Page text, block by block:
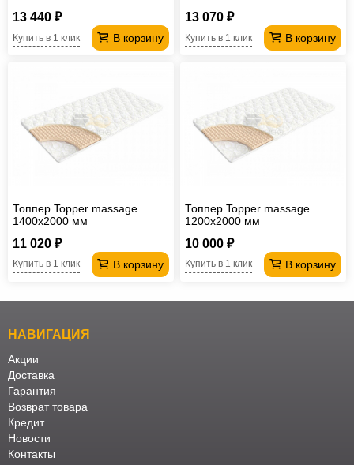
13 440 ₽
В корзину
Купить в 1 клик
13 070 ₽
В корзину
Купить в 1 клик
Топпер Topper massage
1400х2000 мм
11 020 ₽
В корзину
Купить в 1 клик
Топпер Topper massage
1200х2000 мм
10 000 ₽
В корзину
Купить в 1 клик
НАВИГАЦИЯ
Акции
Доставка
Гарантия
Возврат товара
Кредит
Новости
Контакты